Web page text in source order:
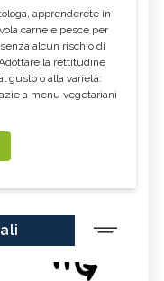
apprenderete in
carne e pesce per
alcun rischio di
la rettitudine
gusto o alla varietà:
a menu vegetariani